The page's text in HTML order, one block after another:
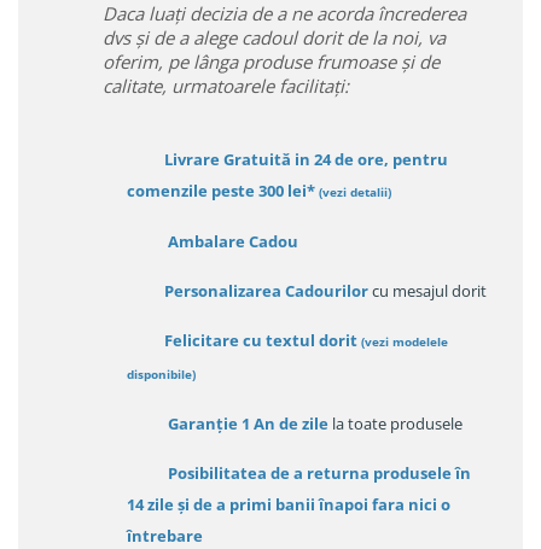
Daca luați decizia de a ne acorda încrederea
dvs și de a alege cadoul dorit de la noi, va
oferim, pe lânga produse frumoase și de
calitate, urmatoarele facilitați:
Livrare Gratuită in 24 de ore, pentru
comenzile peste 300 lei* (vezi detalii)
Ambalare Cadou
Personalizarea Cadourilorcu mesajul dorit
Felicitare cu textul dorit (vezi modelele
disponibile)
Garanție 1 An de zile la toate produsele
Posibilitatea de a returna produsele în
14 zileși de a primi banii înapoi fara nici o
întrebare